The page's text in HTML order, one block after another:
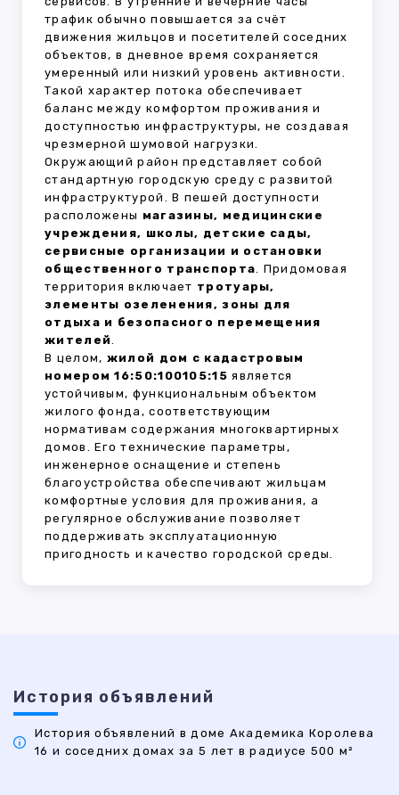
трафик обычно повышается за счёт
движения жильцов и посетителей соседних
объектов, в дневное время сохраняется
умеренный или низкий уровень активности.
Такой характер потока обеспечивает
баланс между комфортом проживания и
доступностью инфраструктуры, не создавая
чрезмерной шумовой нагрузки.
Окружающий район представляет собой
стандартную городскую среду с развитой
инфраструктурой. В пешей доступности
расположены магазины, медицинские
учреждения, школы, детские сады,
сервисные организации и остановки
общественного транспорта. Придомовая
территория включает тротуары,
элементы озеленения, зоны для
отдыха и безопасного перемещения
жителей.
В целом, жилой дом с кадастровым
номером 16:50:100105:15 является
устойчивым, функциональным объектом
жилого фонда, соответствующим
нормативам содержания многоквартирных
домов. Его технические параметры,
инженерное оснащение и степень
благоустройства обеспечивают жильцам
комфортные условия для проживания, а
регулярное обслуживание позволяет
поддерживать эксплуатационную
пригодность и качество городской среды.
История объявлений
История объявлений в доме Академика Королева
16 и соседних домах за 5 лет в радиусе 500 м²